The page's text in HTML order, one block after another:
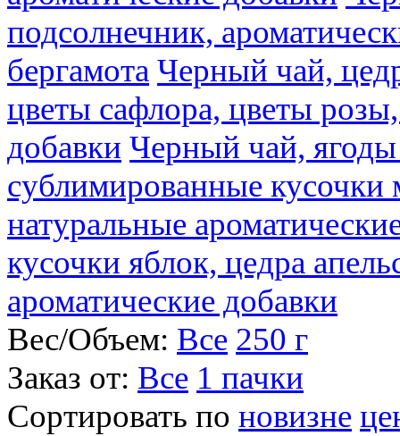
подсолнечник,
бергамота Черный чай,
цветы сафлора, цветы
добавки Черный чай,
сублимированные
натуральные
кусочки яблок, цедра
ароматические добавки
Вес/Объем: Все 250 г
Заказ от: Все 1 пачки
Сортировать по новизне